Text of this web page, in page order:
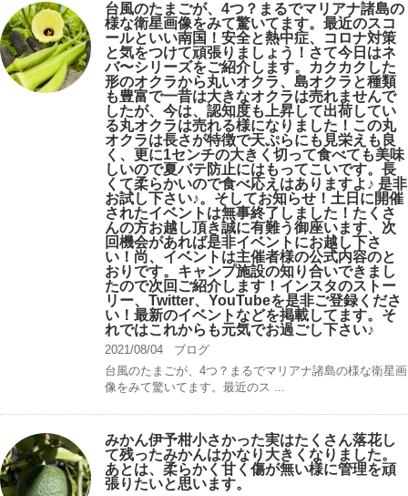
台風のたまごが、4つ？まるでマリアナ諸島の
様な衛星画像をみて驚いてます。最近のスコ
ールといい南国！安全と熱中症、コロナ対策
と気をつけて頑張りましょう！さて今日はネ
バ〜シリーズをご紹介します。カクカクした
形のオクラから丸いオクラ、島オクラと種類
も豊富で一昔は大きなオクラは売れませんで
したが、今は、認知度も上昇して出荷してい
る丸オクラは売れる様になりました！この丸
オクラは長さが特徴で天ぷらにも見栄えも良
く、更に1センチの大きく切って食べても美味
しいので夏バテ防止にはもってこいです。長
くて柔らかいので食べ応えはありますよ♪ 是非
お試し下さい♪。そしてお知らせ！土日に開催
されたイベントは無事終了しました！たくさ
んの方お越し頂き誠に有難う御座います、次
回機会があれば是非イベントにお越し下さ
い！尚、イベントは主催者様の公式内容のと
おりです。キャンプ️施設の知り合いできまし
たので次回ご紹介します！インスタのストー
リー、Twitter、YouTubeを是非ご登録くださ
い！最新のイベントなどを掲載してます。そ
れではこれからも元気でお過ごし下さい♪
2021/08/04
ブログ
台風のたまごが、4つ？まるでマリアナ諸島の様な衛星画
像をみて驚いてます。最近のス ...
みかん伊予柑小さかった実はたくさん落花し
て残ったみかんはかなり大きくなりました。
あとは、柔らかく甘く傷が無い様に管理を頑
張りたいと思います。